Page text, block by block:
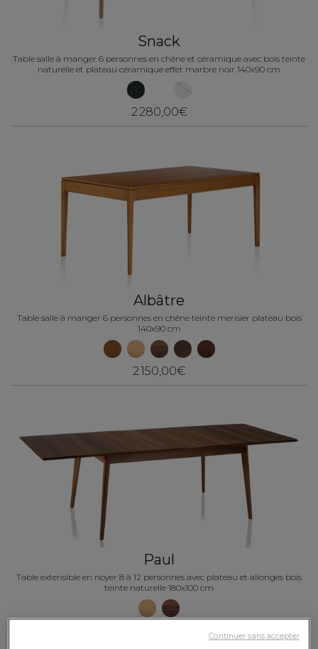
Snack
Table salle à manger 6 personnes en chêne et céramique avec bois teinte
naturelle et plateau céramique effet marbre noir 140x90 cm
2 280,00€
Albâtre
Table salle à manger 6 personnes en chêne teinte merisier plateau bois
140x90 cm
2 150,00€
Paul
Table extensible en noyer 8 à 12 personnes avec plateau et allonges bois
teinte naturelle 180x100 cm
Continuer sans accepter